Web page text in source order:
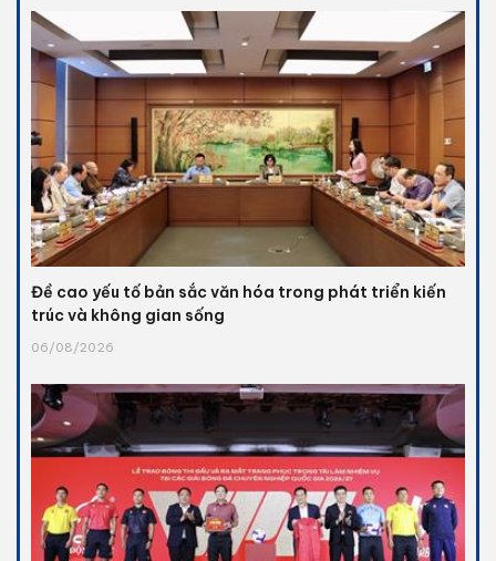
Đề cao yếu tố bản sắc văn hóa trong phát triển kiến
trúc và không gian sống
06/08/2026